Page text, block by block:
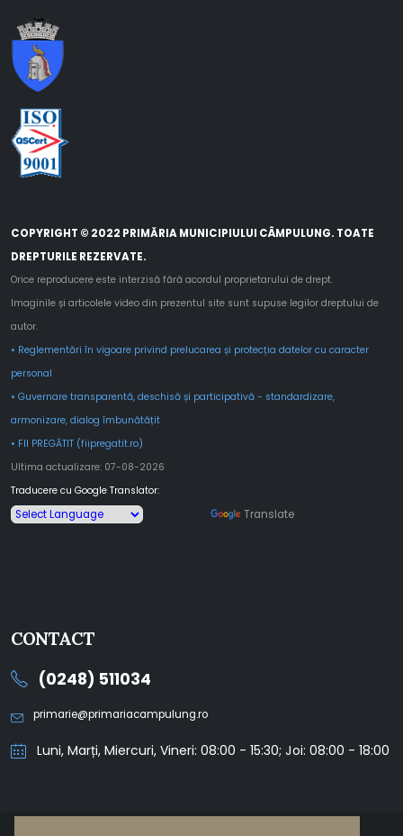
COPYRIGHT © 2022 PRIMĂRIA MUNICIPIULUI CÂMPULUNG. TOATE
DREPTURILE REZERVATE.
Orice reproducere este interzisă fără acordul proprietarului de drept.
Imaginile și articolele video din prezentul site sunt supuse legilor dreptului de
autor.
• Reglementări în vigoare privind prelucarea și protecția datelor cu caracter
personal
• Guvernare transparentă, deschisă și participativă - standardizare,
armonizare, dialog îmbunătățit
• FII PREGĂTIT (fiipregatit.ro)
Ultima actualizare: 07-08-2026
Traducere cu Google Translator:
Translate
CONTACT
(0248) 511034
primarie@primariacampulung.ro
Luni, Marți, Miercuri, Vineri: 08:00 - 15:30; Joi: 08:00 - 18:00